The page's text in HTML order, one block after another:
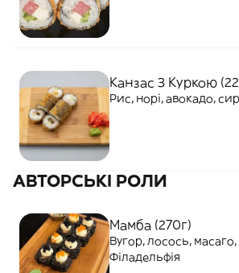
Канзас З Куркою
Рис, норі, авокадо,
АВТОРСЬКІ РОЛИ
Мамба (270г)
Вугор, лосось,
Філадельфія